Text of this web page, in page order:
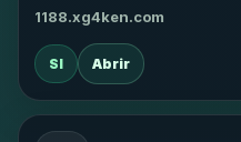
1188.xg4ken.com
SI Abrir